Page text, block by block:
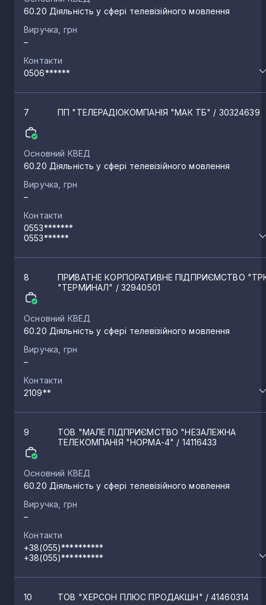
60.20 Діяльність у сфері телевізійного мовлення
Виручка, грн
–
Контакти
0506******
7 ПП "ТЕЛЕРАДІОКОМПАНІЯ "МАК ТБ" / 30324639
Основний КВЕД
60.20 Діяльність у сфері телевізійного мовлення
Виручка, грн
–
Контакти
0553*******
0553******
8
ПРИВАТНЕ КОРПОРАТИВНЕ ПІДПРИЄМСТВО
"ТЕРМИНАЛ" / 32940501
Основний КВЕД
60.20 Діяльність у сфері телевізійного мовлення
Виручка, грн
–
Контакти
2109**
9
ТОВ "МАЛЕ ПІДПРИЄМСТВО "НЕЗАЛЕЖНА
ТЕЛЕКОМПАНІЯ "НОРМА-4" / 14116433
Основний КВЕД
60.20 Діяльність у сфері телевізійного мовлення
Виручка, грн
–
Контакти
+38(055)**********
+38(055)**********
10 ТОВ "ХЕРСОН ПЛЮС ПРОДАКШН" / 41460314